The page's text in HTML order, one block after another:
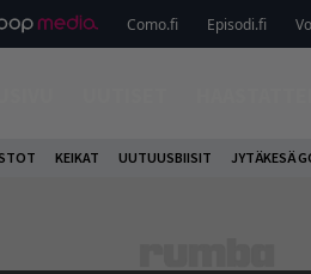
Como.fi Episodi.fi
KEIKAT UUTUUSBIISIT JYTÄKESÄ